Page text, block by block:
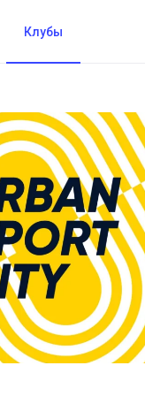
Клубы